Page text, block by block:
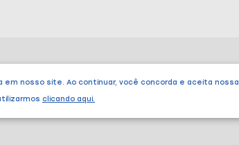
em nosso site. Ao continuar, você concorda e aceita nossa
clicando aqui.
Endereço
São Paulo – SP